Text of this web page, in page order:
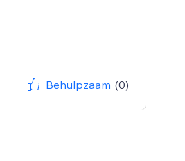
Behulpzaam (0)